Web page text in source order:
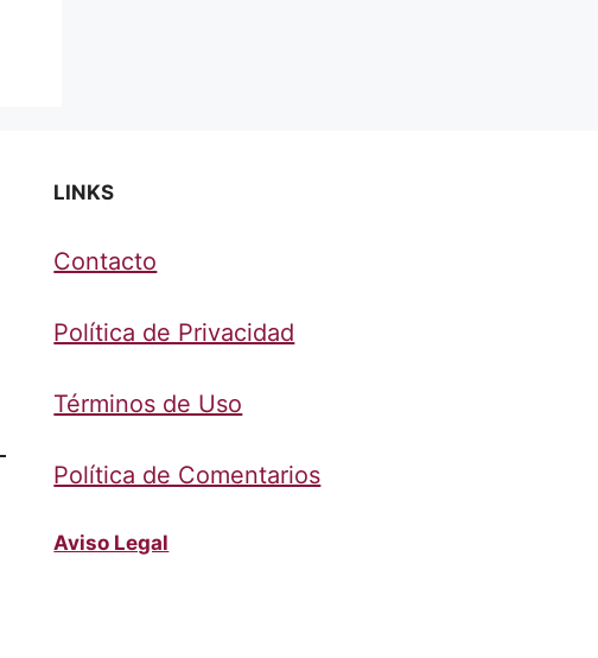
LINKS
Contacto
Política de Privacidad
Términos de Uso
Política de Comentarios
Aviso Legal